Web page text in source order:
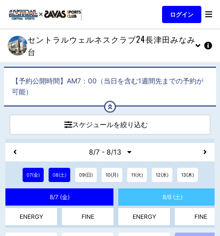
ログイン
セントラルウェルネスクラブ24長津田みなみ
台
【予約公開時間】AM7：00（当日を含む1週間先までの予約が
可能）
スケジュールを絞り込む
8/7 - 8/13
07(金) 08(土) 09(日) 10(月) 11(火) 12(水) 13(木)
8/7 (金)
ENERGY FINE
8/8 (土)
ENERGY FINE